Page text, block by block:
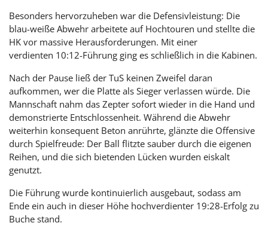
Besonders hervorzuheben war die Defensivleistung: Die
blau-weiße Abwehr arbeitete auf Hochtouren und stellte die
HK vor massive Herausforderungen. Mit einer
verdienten 10:12-Führung ging es schließlich in die Kabinen.
Nach der Pause ließ der TuS keinen Zweifel daran
aufkommen, wer die Platte als Sieger verlassen würde. Die
Mannschaft nahm das Zepter sofort wieder in die Hand und
demonstrierte Entschlossenheit. Während die Abwehr
weiterhin konsequent Beton anrührte, glänzte die Offensive
durch Spielfreude: Der Ball flitzte sauber durch die eigenen
Reihen, und die sich bietenden Lücken wurden eiskalt
genutzt.
Die Führung wurde kontinuierlich ausgebaut, sodass am
Ende ein auch in dieser Höhe hochverdienter 19:28-Erfolg zu
Buche stand.